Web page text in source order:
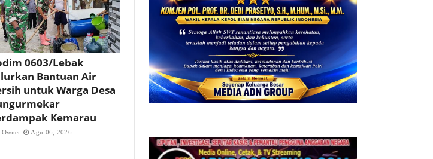
0603/Lebak
Bantuan Air
untuk Warga Desa
Kemarau
Owner Agu 06, 2026